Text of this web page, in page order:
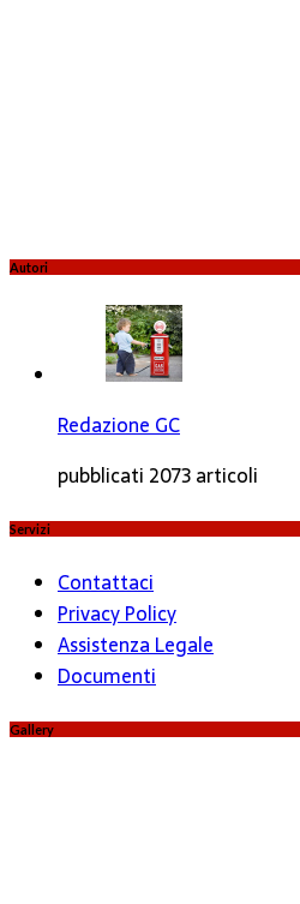
Autori
Redazione GC
pubblicati 2073 articoli
Servizi
Contattaci
Privacy Policy
Assistenza Legale
Documenti
Gallery